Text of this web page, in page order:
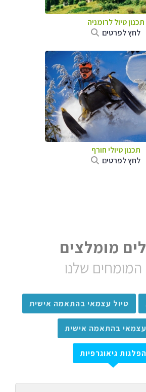
תכנון טיול לרומניה
לחץ לפרטים
תכנון טיולי חורף
לחץ לפרטים
מומלצים
שלנו
טיול עצמאי בהתאמה אישית
עצמאי בהתאמה אישית
הפלגות גיאוגרפיות